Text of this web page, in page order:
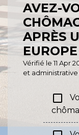
AVEZ-
APRÈS
Vérifié le 11 Apr
et
check_box_outline_blank